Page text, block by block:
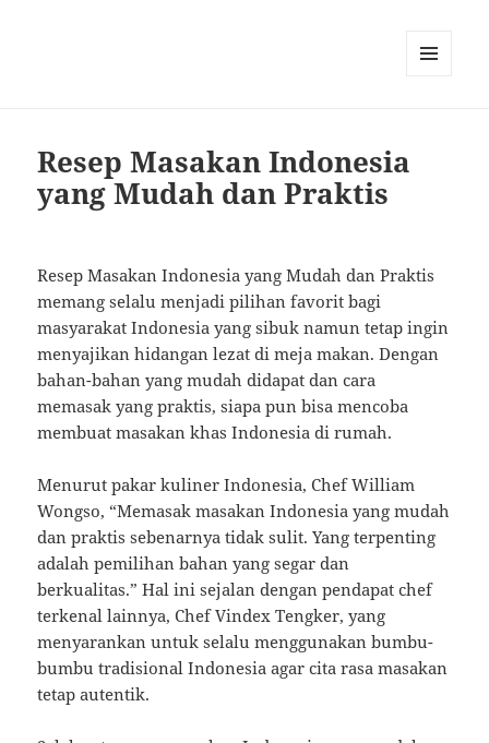
Resep Masakan Indonesia
yang Mudah dan Praktis
Resep Masakan Indonesia yang Mudah dan Praktis
memang selalu menjadi pilihan favorit bagi
masyarakat Indonesia yang sibuk namun tetap ingin
menyajikan hidangan lezat di meja makan. Dengan
bahan-bahan yang mudah didapat dan cara
memasak yang praktis, siapa pun bisa mencoba
membuat masakan khas Indonesia di rumah.
Menurut pakar kuliner Indonesia, Chef William
Wongso, “Memasak masakan Indonesia yang mudah
dan praktis sebenarnya tidak sulit. Yang terpenting
adalah pemilihan bahan yang segar dan
berkualitas.” Hal ini sejalan dengan pendapat chef
terkenal lainnya, Chef Vindex Tengker, yang
menyarankan untuk selalu menggunakan bumbu-
bumbu tradisional Indonesia agar cita rasa masakan
tetap autentik.